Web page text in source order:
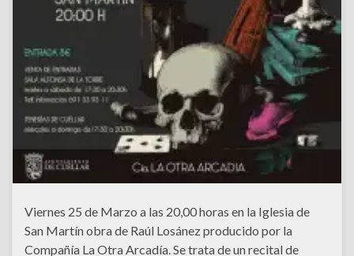
Viernes 25 de Marzo a las 20,00 horas en la Iglesia de
San Martín obra de Raúl Losánez producido por la
Compañía La Otra Arcadía. Se trata de un recital de